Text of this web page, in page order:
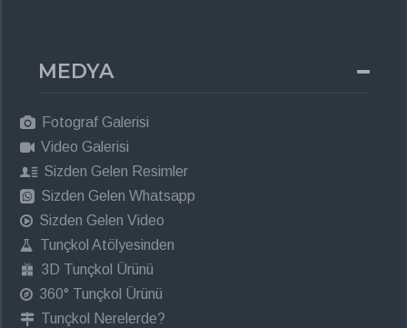
MEDYA
Fotograf Galerisi
Video Galerisi
Sizden Gelen Resimler
Sizden Gelen Whatsapp
Sizden Gelen Video
Tunçkol Atölyesinden
3D Tunçkol Ürünü
360° Tunçkol Ürünü
Tunçkol Nerelerde?